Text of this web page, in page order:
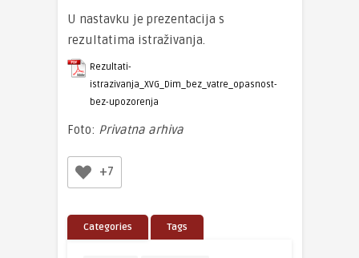
U nastavku je prezentacija s
rezultatima istraživanja.
Rezultati-
istrazivanja_XVG_Dim_bez_vatre_opasnost-
bez-upozorenja
Foto: Privatna arhiva
+7
Categories Tags